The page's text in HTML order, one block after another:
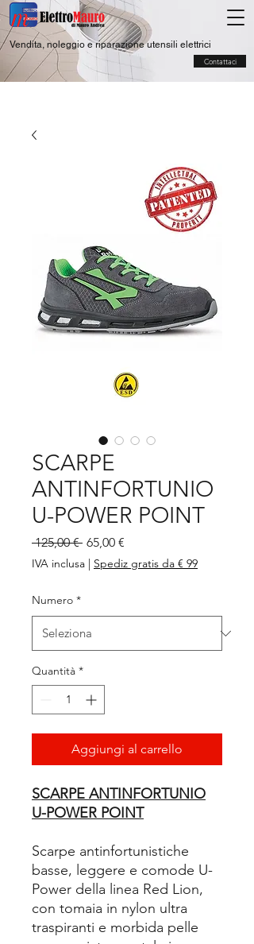
Vendita, noleggio e riparazione utensili elettrici
Contattaci
SCARPE
ANTINFORTUNIO
U-POWER POINT
125,00 € Prezzo
regolare
65,00 €
scontato
IVA inclusa | Spediz gratis da € 99
Numero *
Quantità *
Aggiungi al carrello
SCARPE ANTINFORTUNIO
U-POWER POINT
Scarpe antinfortunistiche
basse, leggere e comode U-
Power della linea Red Lion,
con tomaia in nylon ultra
traspiranti e morbida pelle